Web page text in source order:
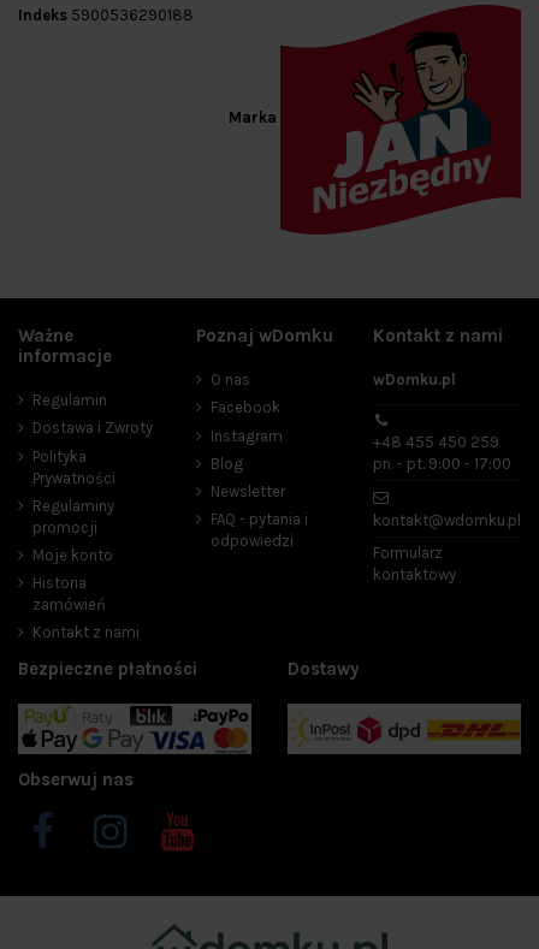
Marka
Indeks 5900536290188
Ważne
informacje
Regulamin
Dostawa i Zwroty
Polityka
Prywatności
Regulaminy
promocji
Moje konto
Historia
zamówień
Kontakt z nami
Poznaj wDomku
O nas
Facebook
Instagram
Blog
Newsletter
FAQ - pytania i
odpowiedzi
Kontakt z nami
wDomku.pl
+48 455 450 259
pn. - pt. 9:00 - 17:00
kontakt@wdomku.pl
Formularz
kontaktowy
Bezpieczne płatności Dostawy
Obserwuj nas